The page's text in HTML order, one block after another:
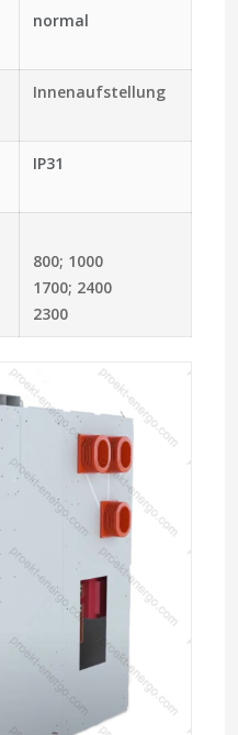
normal
Innenaufstellung
IP31
800; 1000
1700; 2400
2300